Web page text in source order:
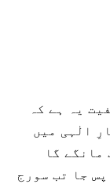
یہ ہے کہ
الٰہی میں
مانگے گا
جا تب سورج